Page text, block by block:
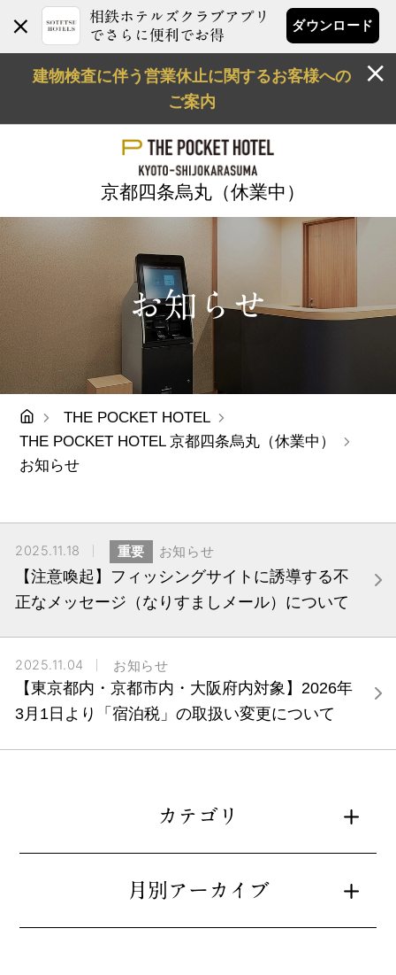
相鉄ホテルズクラブアプリ
でさらに便利でお得
ダウンロード
建物検査に伴う営業休止に関するお客様への
ご案内
京都四条烏丸（休業中）
お知らせ
THE POCKET HOTEL
THE POCKET HOTEL 京都四条烏丸（休業中）
お知らせ
2025.11.18 重要 お知らせ
【注意喚起】フィッシングサイトに誘導する不
正なメッセージ（なりすましメール）について
2025.11.04 お知らせ
【東京都内・京都市内・大阪府内対象】2026年
3月1日より「宿泊税」の取扱い変更について
カテゴリ
月別アーカイブ